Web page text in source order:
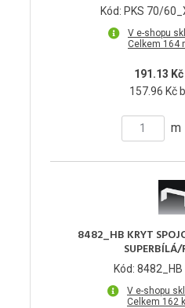
Kód: PKS 70/
V e-shopu
Celkem 164
191.13 Kč
157.96 Kč
m
8482_HB KRYT
Kód: 8482_HB
V e-shopu
Celkem 162